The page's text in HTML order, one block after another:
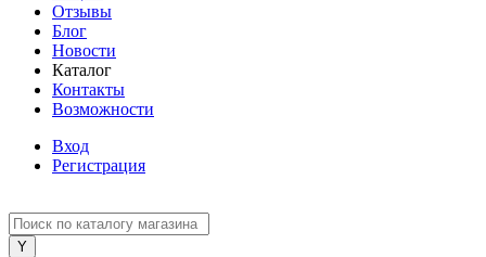
Отзывы
Блог
Новости
Каталог
Контакты
Возможности
Вход
Регистрация